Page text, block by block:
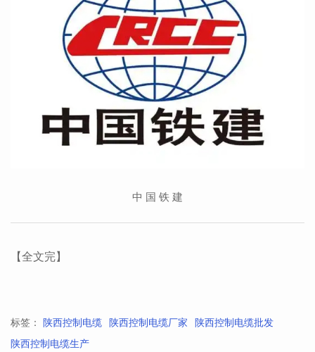
中 国 铁 建
【全文完】
标签： 陕西控制电缆 陕西控制电缆厂家
陕西控制电缆批发
陕西控制电缆生产